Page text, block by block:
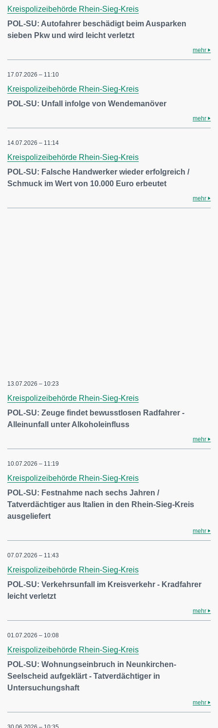
Kreispolizeibehörde Rhein-Sieg-Kreis
POL-SU: Autofahrer beschädigt beim Ausparken
sieben Pkw und wird leicht verletzt
mehr
17.07.2026 – 11:10
Kreispolizeibehörde Rhein-Sieg-Kreis
POL-SU: Unfall infolge von Wendemanöver
mehr
14.07.2026 – 11:14
Kreispolizeibehörde Rhein-Sieg-Kreis
POL-SU: Falsche Handwerker wieder erfolgreich /
Schmuck im Wert von 10.000 Euro erbeutet
mehr
13.07.2026 – 10:23
Kreispolizeibehörde Rhein-Sieg-Kreis
POL-SU: Zeuge findet bewusstlosen Radfahrer -
Alleinunfall unter Alkoholeinfluss
mehr
10.07.2026 – 11:19
Kreispolizeibehörde Rhein-Sieg-Kreis
POL-SU: Festnahme nach sechs Jahren /
Tatverdächtiger aus Italien in den Rhein-Sieg-Kreis
ausgeliefert
mehr
07.07.2026 – 11:43
Kreispolizeibehörde Rhein-Sieg-Kreis
POL-SU: Verkehrsunfall im Kreisverkehr - Kradfahrer
leicht verletzt
mehr
01.07.2026 – 10:08
Kreispolizeibehörde Rhein-Sieg-Kreis
POL-SU: Wohnungseinbruch in Neunkirchen-
Seelscheid aufgeklärt - Tatverdächtiger in
Untersuchungshaft
mehr